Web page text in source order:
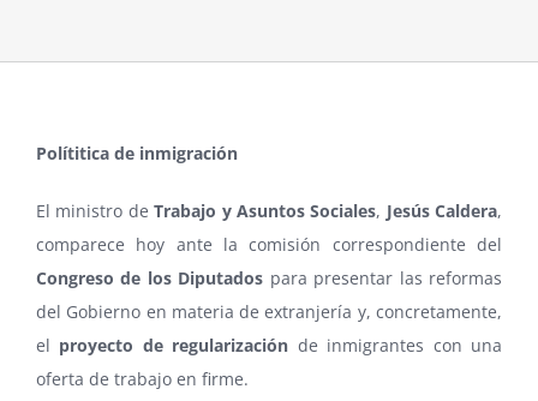
Polítitica de inmigración
El ministro deTrabajo y Asuntos Sociales, Jesús Caldera,
comparece hoy ante la comisión correspondiente del
Congreso de los Diputados para presentar las reformas
del Gobierno en materia de extranjería y, concretamente,
el proyecto de regularización de inmigrantes con una
oferta de trabajo en firme.